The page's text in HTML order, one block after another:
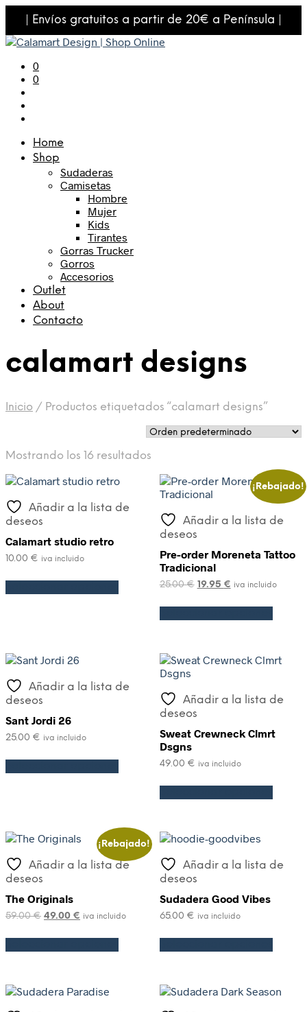
| Envíos gratuitos a partir de 20€ a Península |
0
0
Home
Shop
Sudaderas
Camisetas
Hombre
Mujer
Kids
Tirantes
Gorras Trucker
Gorros
Accesorios
Outlet
About
Contacto
calamart designs
Inicio / Productos etiquetados “calamart designs”
Mostrando los 16 resultados
Añadir a la lista de
deseos
Calamart studio retro
10.00 € iva incluido
¡Rebajado!
Añadir a la lista de
deseos
Pre-order Moreneta Tattoo
Tradicional
25.00€ 19.95 € iva incluido
Añadir a la lista de
deseos
Sant Jordi 26
25.00 € iva incluido
Añadir a la lista de
deseos
Sweat Crewneck Clmrt
Dsgns
49.00 € iva incluido
¡Rebajado!
Añadir a la lista de
deseos
The Originals
59.00€ 49.00 € iva incluido
Añadir a la lista de
deseos
Sudadera Good Vibes
65.00 € iva incluido